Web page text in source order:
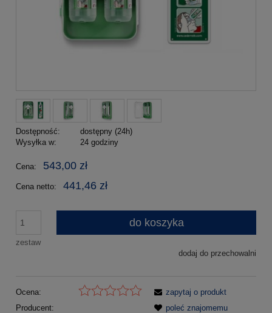
Dostępność:
dostępny (24h)
Wysyłka w:
24 godziny
Cena: 543,00 zł
Cena netto: 441,46 zł
zestaw
do koszyka
dodaj do przechowalni
Ocena:
Producent:
zapytaj o produkt
poleć znajomemu